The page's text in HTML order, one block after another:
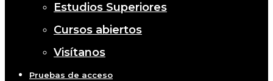
Estudios Superiores
Cursos abiertos
Visítanos
Pruebas de acceso